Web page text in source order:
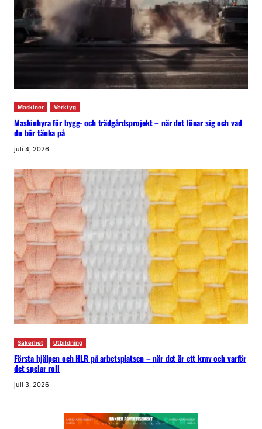
Maskiner Verktyg
Maskinhyra för bygg- och trädgårdsprojekt – när det lönar sig och vad
du bör tänka på
juli 4, 2026
Säkerhet Utbildning
Första hjälpen och HLR på arbetsplatsen – när det är ett krav och varför
det spelar roll
juli 3, 2026